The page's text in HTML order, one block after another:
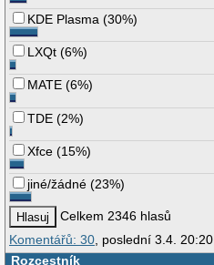
KDE Plasma (30%)
LXQt (6%)
MATE (6%)
TDE (2%)
Xfce (15%)
jiné/žádné (23%)
Celkem 2346 hlasů
Komentářů: 30 , poslední 3.4. 20:20
Rozcestník